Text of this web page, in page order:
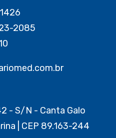
2085
- S/N - Canta Galo
| CEP 89.163-244